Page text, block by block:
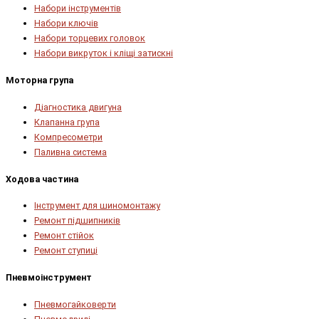
Набори інструментів
Набори ключів
Набори торцевих головок
Набори викруток і кліщі затискні
Моторна група
Діагностика двигуна
Клапанна група
Компресометри
Паливна система
Ходова частина
Інструмент для шиномонтажу
Ремонт підшипників
Ремонт стійок
Ремонт ступиці
Пневмоінструмент
Пневмогайковерти